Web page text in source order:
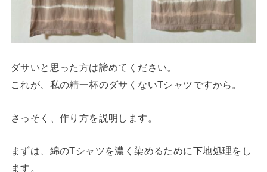
ダサいと思った方は諦めてください。
これが、私の精一杯のダサくないTシャツですから。
さっそく、作り方を説明します。
まずは、綿のTシャツを濃く染めるために下地処理をし
ます。